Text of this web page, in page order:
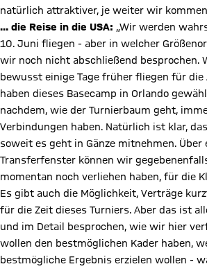
natürlich attraktiver, je weiter wir
… die Reise in die USA: „Wir werden
10. Juni fliegen - aber in welcher
wir noch nicht abschließend besprochen.
bewusst einige Tage früher fliegen für
haben dieses Basecamp in Orlando
nachdem, wie der Turnierbaum geht,
Verbindungen haben. Natürlich ist klar,
soweit es geht in Gänze mitnehmen. Über
Transferfenster können wir
momentan noch verliehen haben, für die
Es gibt auch die Möglichkeit, Verträge
für die Zeit dieses Turniers. Aber das ist
und im Detail besprochen, wie wir hier
wollen den bestmöglichen Kader haben,
bestmögliche Ergebnis erzielen wollen -